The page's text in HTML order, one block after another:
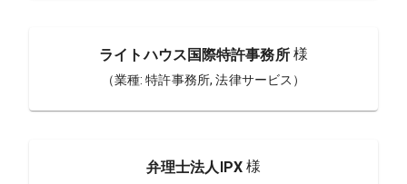
ライトハウス国際特許事務所 様
（業種:特許事務所, 法律サービス ）
弁理士法人IPX 様